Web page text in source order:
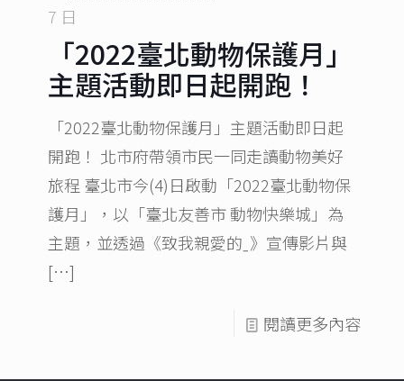
7 日
「2022臺北動物保護月」
主題活動即日起開跑！
「2022臺北動物保護月」主題活動即日起
開跑！ 北市府帶領市民一同走讀動物美好
旅程 臺北市今(4)日啟動「2022臺北動物保
護月」，以「臺北友善市 動物快樂城」為
主題，並透過《致我親愛的ˍ》宣傳影片與
[…]
閱讀更多內容